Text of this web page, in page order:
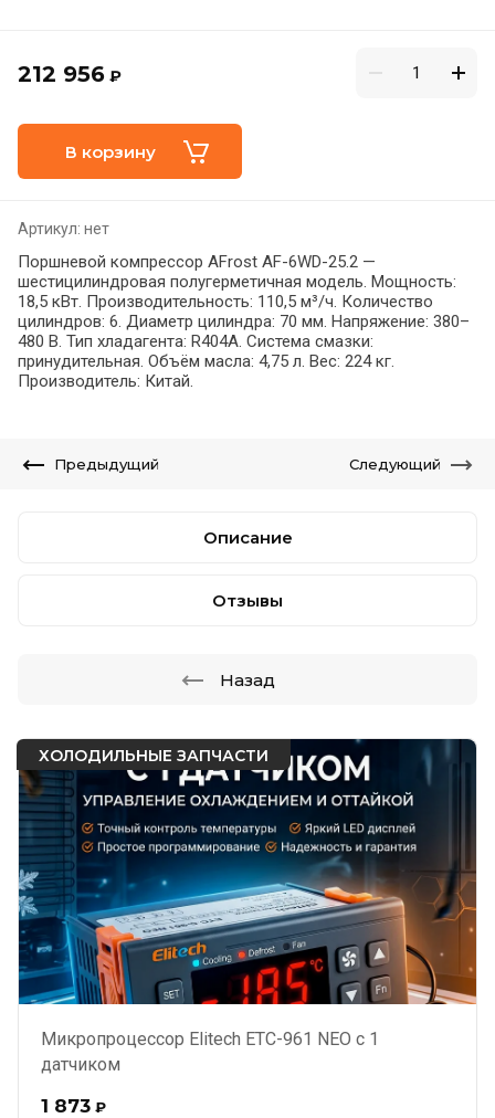
ХОЛОДИЛЬНЫЕ ЗАПЧАСТИ
Микропроцессор Elitech ЕТС-961 NEO с 1
датчиком
1 873 ₽
212 956 ₽
В корзину
Артикул: нет
Поршневой компрессор AFrost AF-6WD-25.2 —
шестицилиндровая полугерметичная модель. Мощность:
18,5 кВт. Производительность: 110,5 м³/ч. Количество
цилиндров: 6. Диаметр цилиндра: 70 мм. Напряжение: 380–
480 В. Тип хладагента: R404А. Система смазки:
принудительная. Объём масла: 4,75 л. Вес: 224 кг.
Производитель: Китай.
Предыдущий Следующий
Описание
Отзывы
Назад